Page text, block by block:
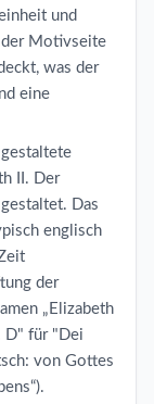
und
der Motivseite
was der
eine
II. Der
Das
englisch
der
„Elizabeth
D" für "Dei
von Gottes